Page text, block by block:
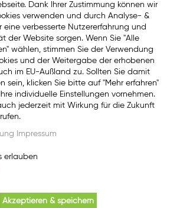
Freiberufler, Vereine und Behörden.
Dank Ihrer Zustimmung können wir
verwenden und durch Analyse- &
eine verbesserte Nutzererfahrung und
der Website sorgen. Wenn Sie "Alle
wählen, stimmen Sie der Verwendung
und der Weitergabe der erhobenen
im EU-Außland zu. Sollten Sie damit
sein, klicken Sie bitte auf "Mehr erfahren"
individuelle Einstellungen vornehmen.
jederzeit mit Wirkung für die Zukunft
Impressum
erlauben
Akzeptieren & speichern